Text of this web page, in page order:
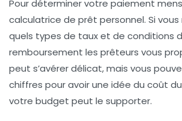
Pour déterminer votre paiement
calculatrice de prêt personnel. Si vous
quels types de taux et de conditions
remboursement les prêteurs vous
peut s’avérer délicat, mais vous
chiffres pour avoir une idée du coût
votre budget peut le supporter.